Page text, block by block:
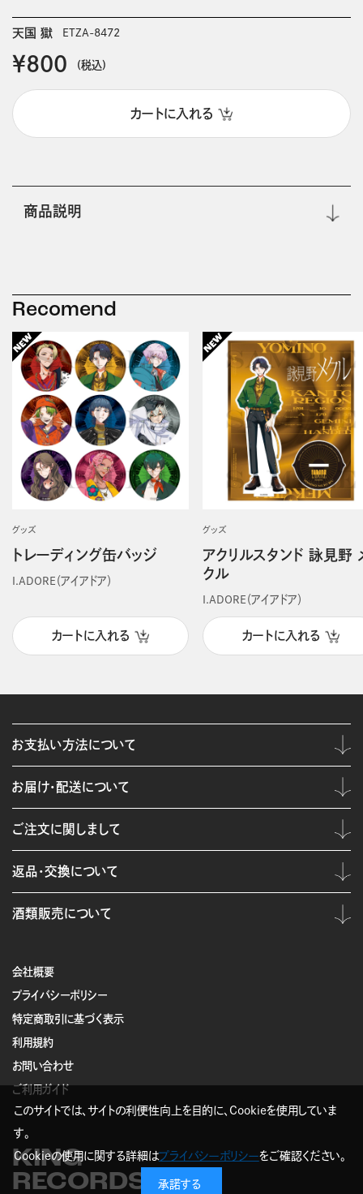
天国 獄 ETZA-8472
￥800 (税込)
カートに入れる
商品説明
Recomend
グッズ
トレーディング缶バッジ
I.ADORE（アイアドア）
カートに入れる
グッズ
アクリルスタンド 詠見野
クル
I.ADORE（アイアドア）
カートに入れる
会社概要
プライバシーポリシー
特定商取引に基づく表示
利用規約
お問い合わせ
ご利用ガイド
KING
RECORDS
お支払い方法について
お届け・配送について
ご注文に関しまして
返品・交換について
酒類販売について
このサイトでは、サイトの利便性向上を目的に、Cookieを使用していま
す。
Cookieの使用に関する詳細はプライバシーポリシーをご確認ください。
承諾する